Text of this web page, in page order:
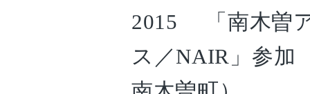
2015 「南木曽
ス／NAIR」参加